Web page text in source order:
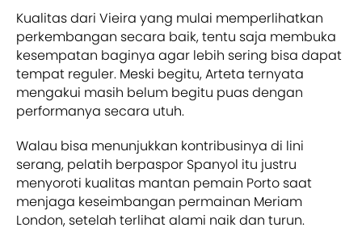
Kualitas dari Vieira yang mulai memperlihatkan
perkembangan secara baik, tentu saja membuka
kesempatan baginya agar lebih sering bisa dapat
tempat reguler. Meski begitu, Arteta ternyata
mengakui masih belum begitu puas dengan
performanya secara utuh.
Walau bisa menunjukkan kontribusinya di lini
serang, pelatih berpaspor Spanyol itu justru
menyoroti kualitas mantan pemain Porto saat
menjaga keseimbangan permainan Meriam
London, setelah terlihat alami naik dan turun.